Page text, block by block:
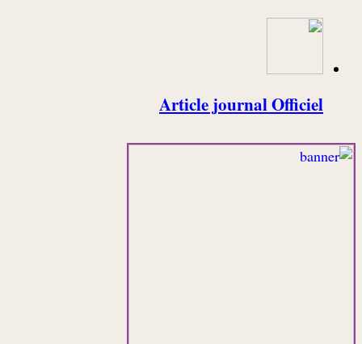
Article journal Officiel